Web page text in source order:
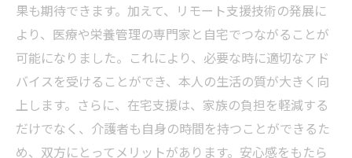
果も期待できます。加えて、リモート支援技術の発展に
より、医療や栄養管理の専門家と自宅でつながることが
可能になりました。これにより、必要な時に適切なアド
バイスを受けることができ、本人の生活の質が大きく向
上します。さらに、在宅支援は、家族の負担を軽減する
だけでなく、介護者も自身の時間を持つことができるた
め、双方にとってメリットがあります。安心感をもたら